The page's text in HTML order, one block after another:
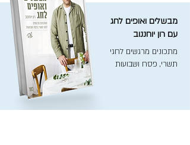
מבשלים ואופים לחג
עם רון יוחננוב
מתכונים מרגשים לחגי
תשרי, פסח ושבועות